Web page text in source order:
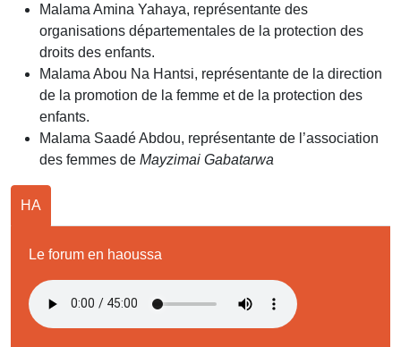
Malama Amina Yahaya, représentante des
organisations départementales de la protection des
droits des enfants.
Malama Abou Na Hantsi, représentante de la direction
de la promotion de la femme et de la protection des
enfants.
Malama Saadé Abdou, représentante de l’association
des femmes de Mayzimai Gabatarwa
HA
Le forum en haoussa